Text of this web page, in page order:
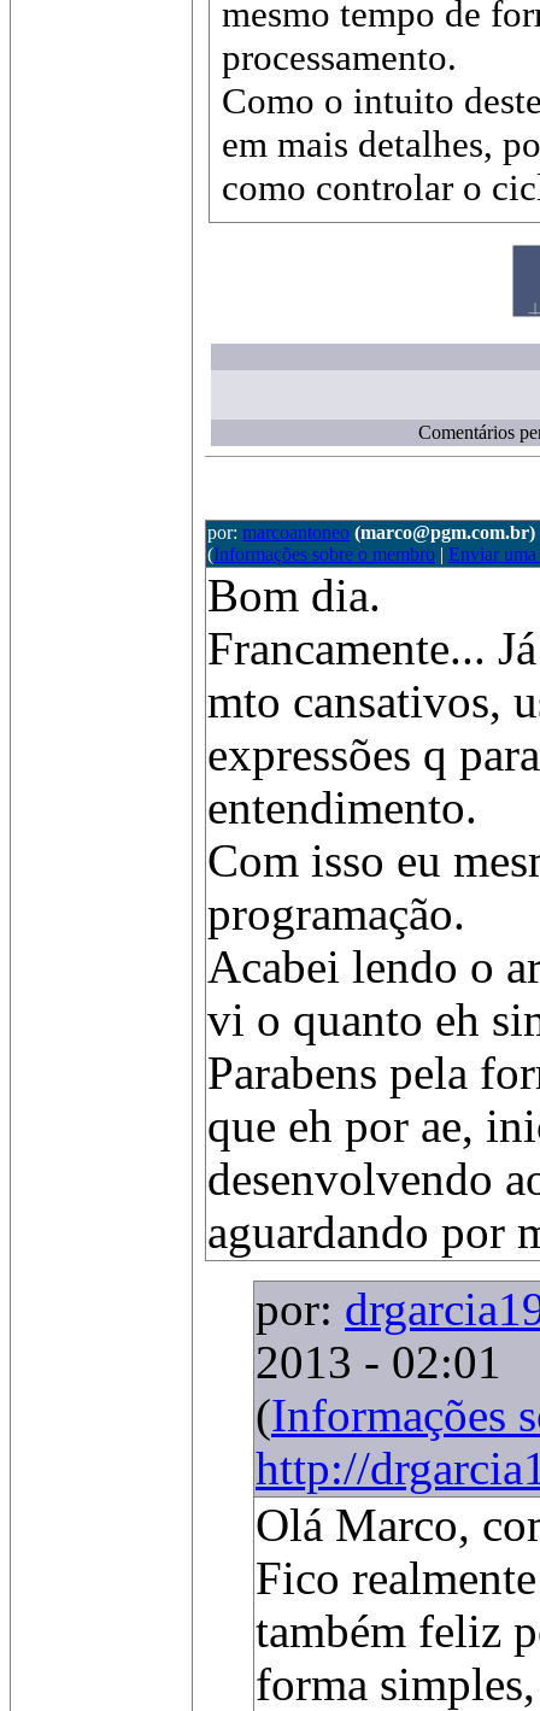
mesmo tempo de
processamento.
Como o intuito
em mais detalhes,
como controlar o
Comentários
por: marcoantoneo (marco@pgm.com.br)
(Informações sobre o membro | Enviar uma
Bom dia.
Francamente...
mto cansativos,
expressões q
entendimento.
Com isso eu
programação.
Acabei lendo o
vi o quanto eh
Parabens pela
que eh por ae,
desenvolvendo
aguardando por
por:
2013 - 02:01
(Informações
http://
Olá Marco,
Fico
também feliz
forma simples,